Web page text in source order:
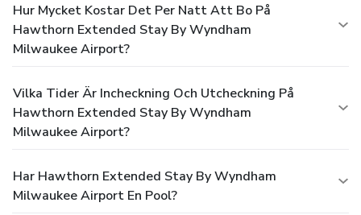
Hur Mycket Kostar Det Per Natt Att Bo På
Hawthorn Extended Stay By Wyndham
Milwaukee Airport?
Vilka Tider Är Incheckning Och Utcheckning På
Hawthorn Extended Stay By Wyndham
Milwaukee Airport?
Har Hawthorn Extended Stay By Wyndham
Milwaukee Airport En Pool?